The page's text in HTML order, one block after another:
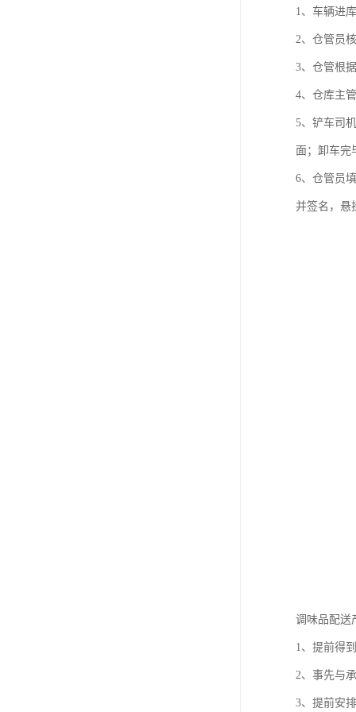
1、车辆进库
2、仓管员
3、仓管根
4、仓库主
5、铲车司
面；卸车完
6、仓管员
并签名，悬
调味品配送
1、提前得
2、事先与
3、提前安